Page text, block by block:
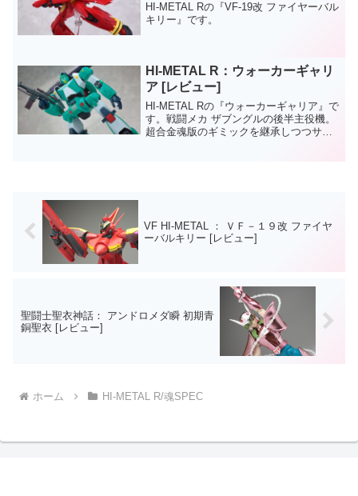
HI-METAL Rの『VF-19改 ファイヤーバル
キリー』です。
HI-METAL R：ウォーカーギャリ
ア [レビュー]
HI-METAL Rの『ウォーカーギャリア』で
す。戦闘メカ ザブングルの後半主役機。
超合金魂版のギミックを継承しつつサイ
VF HI-METAL ： ＶＦ－１９改 ファイヤ
ーバルキリー [レビュー]
聖闘士聖衣神話： アンドロメダ瞬 初期青
銅聖衣 [レビュー]
ホーム HI-METAL R/魂SPEC